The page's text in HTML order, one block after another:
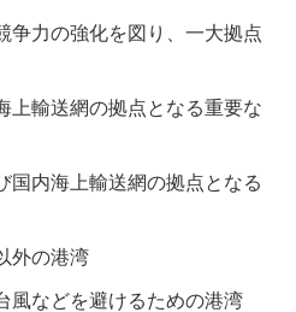
争力の強化を図り、一大拠点
上輸送網の拠点となる重要な
国内海上輸送網の拠点となる
外の港湾
風などを避けるための港湾